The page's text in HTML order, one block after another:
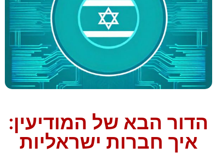
הדור הבא של המודיעין:
איך חברות ישראליות